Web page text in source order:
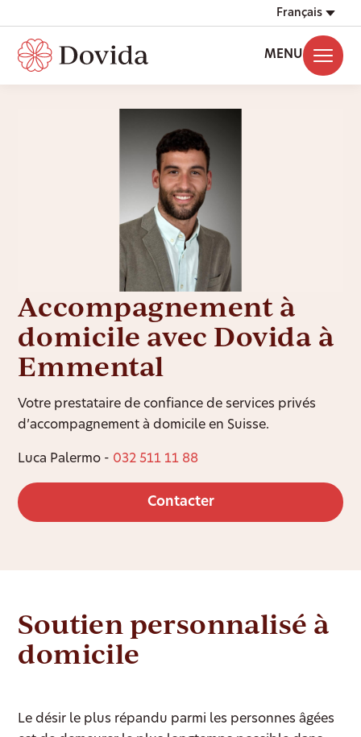
Français
MENU
Accompagnement à
domicile avec Dovida à
Emmental
Votre prestataire de confiance de services privés
d’accompagnement à domicile en Suisse.
Luca Palermo - 032 511 11 88
Contacter
Soutien personnalisé à
domicile
Le désir le plus répandu parmi les personnes âgées